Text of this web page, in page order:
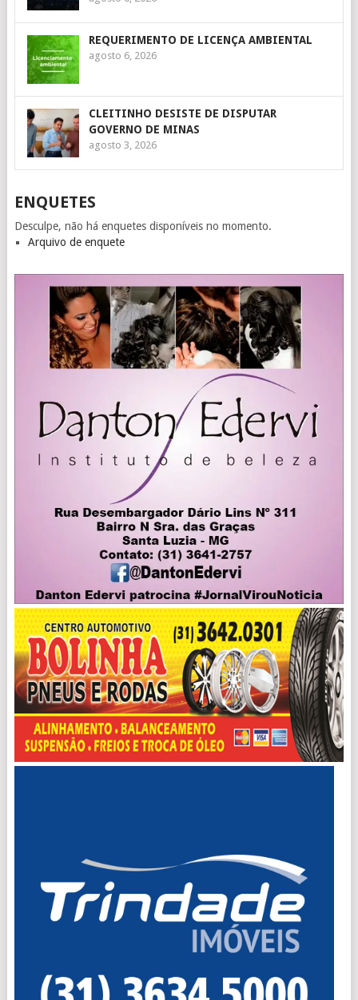
REQUERIMENTO DE LICENÇA AMBIENTAL
agosto 6, 2026
CLEITINHO DESISTE DE DISPUTAR
GOVERNO DE MINAS
agosto 3, 2026
ENQUETES
Desculpe, não há enquetes disponíveis no momento.
Arquivo de enquete